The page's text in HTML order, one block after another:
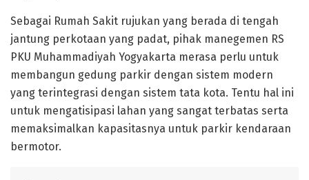
Sebagai Rumah Sakit rujukan yang berada di tengah
jantung perkotaan yang padat, pihak manegemen RS
PKU Muhammadiyah Yogyakarta merasa perlu untuk
membangun gedung parkir dengan sistem modern
yang terintegrasi dengan sistem tata kota. Tentu hal ini
untuk mengatisipasi lahan yang sangat terbatas serta
memaksimalkan kapasitasnya untuk parkir kendaraan
bermotor.